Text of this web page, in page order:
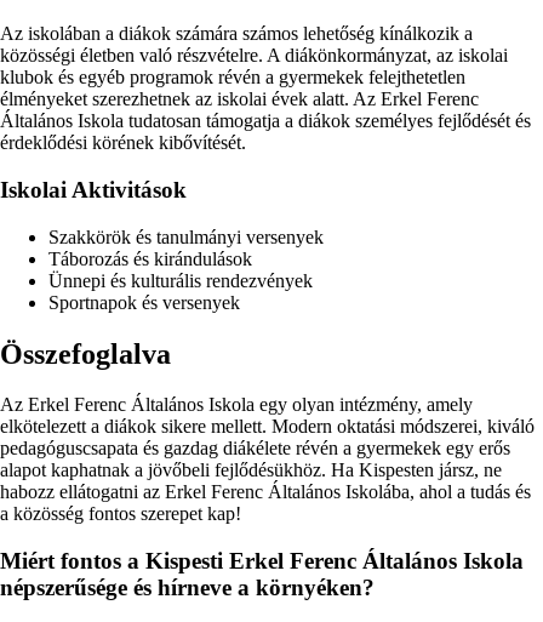
Az iskolában a diákok számára számos lehetőség kínálkozik a
közösségi életben való részvételre. A diákönkormányzat, az iskolai
klubok és egyéb programok révén a gyermekek felejthetetlen
élményeket szerezhetnek az iskolai évek alatt. Az Erkel Ferenc
Általános Iskola tudatosan támogatja a diákok személyes fejlődését és
érdeklődési körének kibővítését.
Iskolai Aktivitások
Szakkörök és tanulmányi versenyek
Táborozás és kirándulások
Ünnepi és kulturális rendezvények
Sportnapok és versenyek
Összefoglalva
Az Erkel Ferenc Általános Iskola egy olyan intézmény, amely
elkötelezett a diákok sikere mellett. Modern oktatási módszerei, kiváló
pedagóguscsapata és gazdag diákélete révén a gyermekek egy erős
alapot kaphatnak a jövőbeli fejlődésükhöz. Ha Kispesten jársz, ne
habozz ellátogatni az Erkel Ferenc Általános Iskolába, ahol a tudás és
a közösség fontos szerepet kap!
Miért fontos a Kispesti Erkel Ferenc Általános Iskola
népszerűsége és hírneve a környéken?